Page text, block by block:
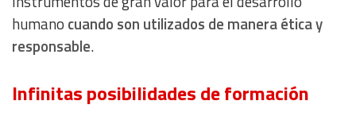
humano cuando son utilizados de manera ética y
responsable.
Infinitas posibilidades de formación